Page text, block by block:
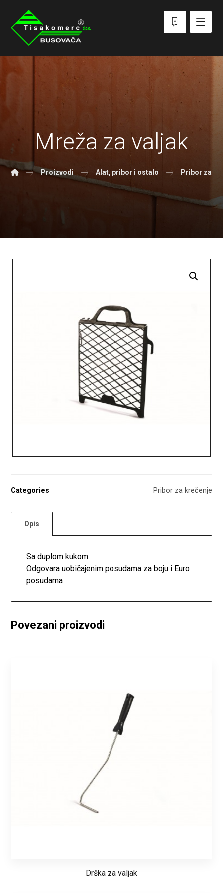
Mreža za valjak
Proizvodi Alat, pribor i ostalo Pribor za
Categories Pribor za krečenje
Opis
Sa duplom kukom.
Odgovara uobičajenim posudama za boju i Euro
posudama
Povezani proizvodi
Drška za valjak